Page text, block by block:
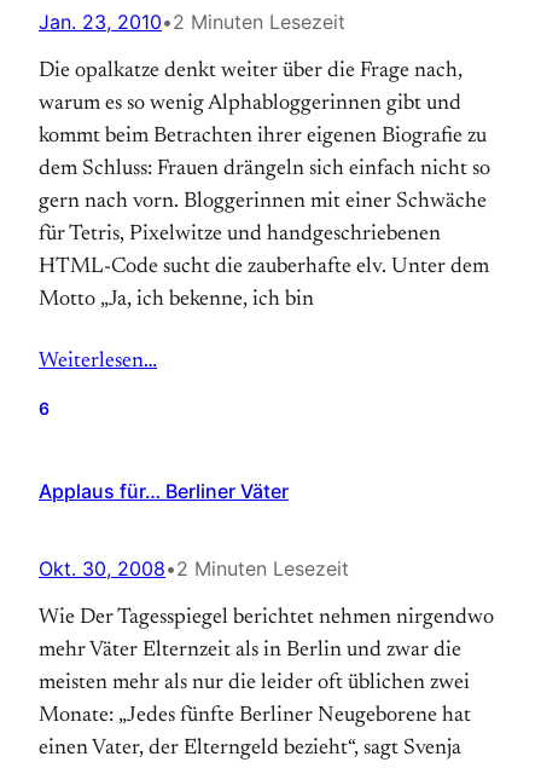
Jan. 23, 2010•2 Minuten Lesezeit
Die opalkatze denkt weiter über die Frage nach,
warum es so wenig Alphabloggerinnen gibt und
kommt beim Betrachten ihrer eigenen Biografie zu
dem Schluss: Frauen drängeln sich einfach nicht so
gern nach vorn. Bloggerinnen mit einer Schwäche
für Tetris, Pixelwitze und handgeschriebenen
HTML-Code sucht die zauberhafte elv. Unter dem
Motto „Ja, ich bekenne, ich bin
Weiterlesen…
6
Applaus für… Berliner Väter
Okt. 30, 2008•2 Minuten Lesezeit
Wie Der Tagesspiegel berichtet nehmen nirgendwo
mehr Väter Elternzeit als in Berlin und zwar die
meisten mehr als nur die leider oft üblichen zwei
Monate: „Jedes fünfte Berliner Neugeborene hat
einen Vater, der Elterngeld bezieht“, sagt Svenja